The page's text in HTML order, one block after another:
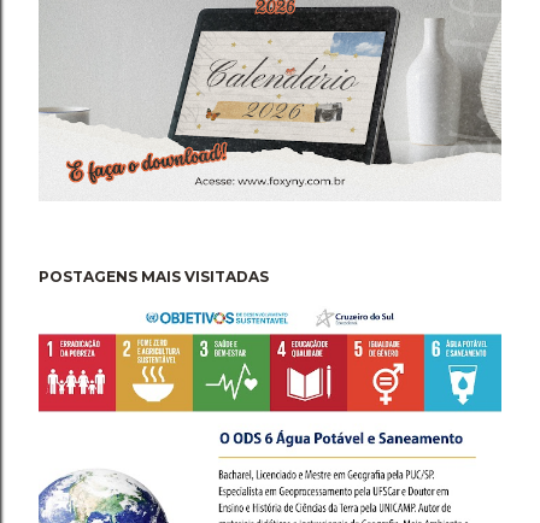
POSTAGENS MAIS VISITADAS